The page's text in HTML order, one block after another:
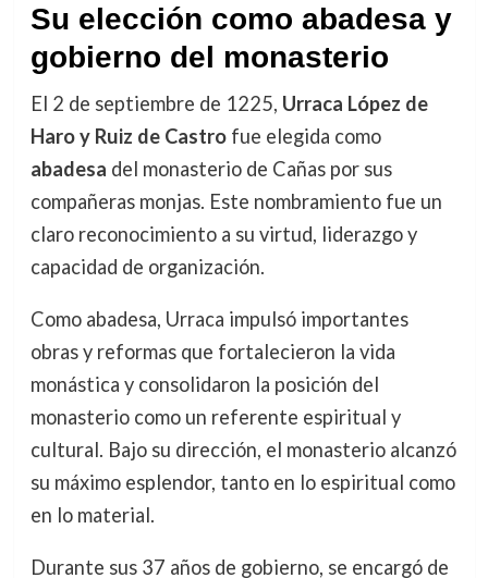
Su elección como abadesa y
gobierno del monasterio
El 2 de septiembre de 1225, Urraca López de
Haro y Ruiz de Castrofue elegida como
abadesa del monasterio de Cañas por sus
compañeras monjas. Este nombramiento fue un
claro reconocimiento a su virtud, liderazgo y
capacidad de organización.
Como abadesa, Urraca impulsó importantes
obras y reformas que fortalecieron la vida
monástica y consolidaron la posición del
monasterio como un referente espiritual y
cultural. Bajo su dirección, el monasterio alcanzó
su máximo esplendor, tanto en lo espiritual como
en lo material.
Durante sus 37 años de gobierno, se encargó de